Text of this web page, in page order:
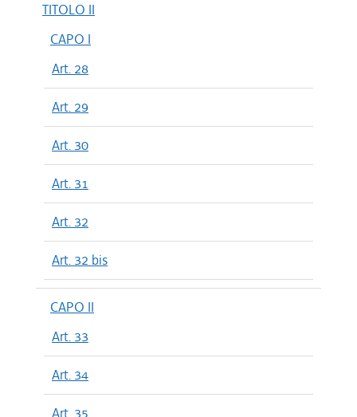
TITOLO II
CAPO I
Art. 28
Art. 29
Art. 30
Art. 31
Art. 32
Art. 32 bis
CAPO II
Art. 33
Art. 34
Art. 35